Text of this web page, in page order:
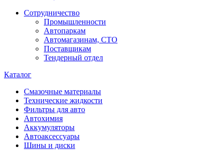
Сотрудничество
Промышленности
Автопаркам
Автомагазинам, СТО
Поставщикам
Тендерный отдел
Каталог
Смазочные материалы
Технические жидкости
Фильтры для авто
Автохимия
Аккумуляторы
Автоаксессуары
Шины и диски